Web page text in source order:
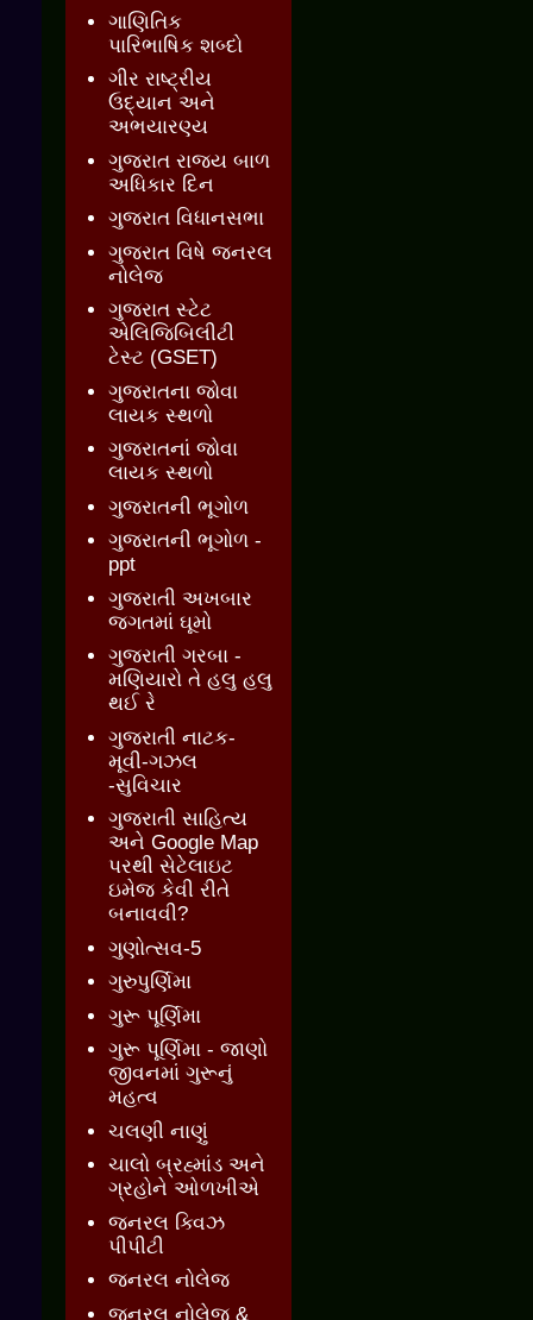
ગાણિતિક
પારિભાષિક શબ્દો
ગીર રાષ્ટ્રીય
ઉદ્યાન અને
અભયારણ્ય
ગુજરાત રાજ્ય બાળ
અધિકાર દિન
ગુજરાત વિધાનસભા
ગુજરાત વિષે જનરલ
નોલેજ
ગુજરાત સ્ટેટ
એલિજિબિલીટી
ટેસ્ટ (GSET)
ગુજરાતના જોવા
લાયક સ્થળો
ગુજરાતનાં જોવા
લાયક સ્થળો
ગુજરાતની ભૂગોળ
ગુજરાતની ભૂગોળ -
ppt
ગુજરાતી અખબાર
જગતમાં ઘૂમો
ગુજરાતી ગરબા -
મણિયારો તે હલુ હલુ
થઈ રે
ગુજરાતી નાટક-
મૂવી-ગઝલ
-સુવિચાર
ગુજરાતી સાહિત્ય
અને Google Map
પરથી સેટેલાઇટ
ઇમેજ કેવી રીતે
બનાવવી?
ગુણોત્સવ-5
ગુરુપુર્ણિમા
ગુરૂ પૂર્ણિમા
ગુરૂ પૂર્ણિમા - જાણો
જીવનમાં ગુરૂનું
મહત્વ
ચલણી નાણું
ચાલો બ્રહ્માંડ અને
ગ્રહોને ઓળખીએ
જનરલ ક્વિઝ
પીપીટી
જનરલ નોલેજ
જનરલ નોલેજ &